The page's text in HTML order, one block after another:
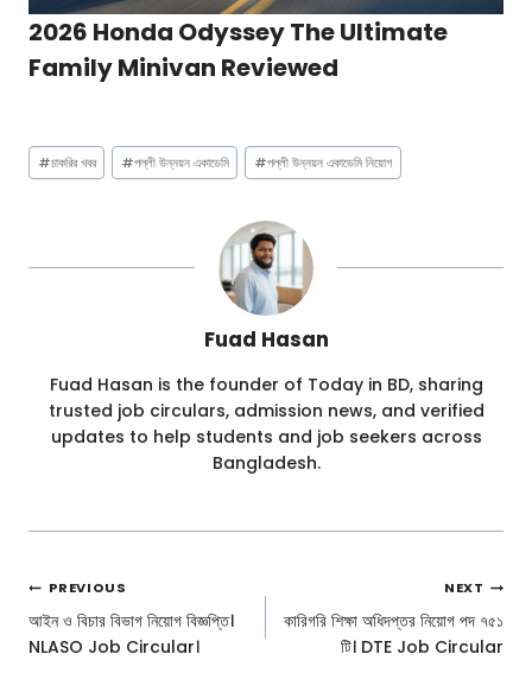
2026 Honda Odyssey The Ultimate
Family Minivan Reviewed
Post
Tags:
#চাকরির খবর #পল্লী উন্নয়ন একাডেমি #পল্লী উন্নয়ন একাডেমি নিয়োগ
Fuad Hasan
Fuad Hasan is the founder of Today in BD, sharing
trusted job circulars, admission news, and verified
updates to help students and job seekers across
Bangladesh.
Post
Navigation
PREVIOUS
আইন ও বিচার বিভাগ নিয়োগ বিজ্ঞপ্তি।
NLASO Job Circular।
NEXT
কারিগরি শিক্ষা অধিদপ্তর নিয়োগ পদ ৭৫১
টি। DTE Job Circular